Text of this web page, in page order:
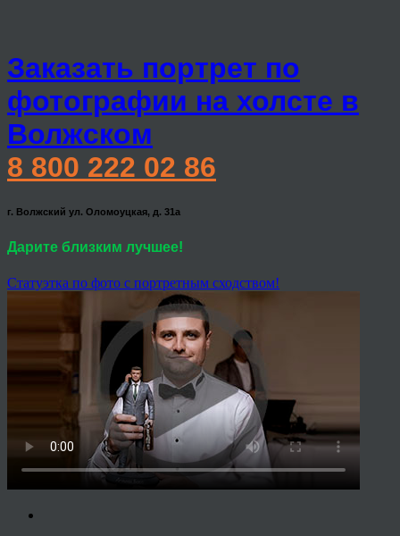
Заказать портрет по
фотографии на холсте в
Волжском
8 800 222 02 86
г. Волжский ул. Оломоуцкая, д. 31а
Дарите близким лучшее!
Статуэтка по фото с портретным сходством!